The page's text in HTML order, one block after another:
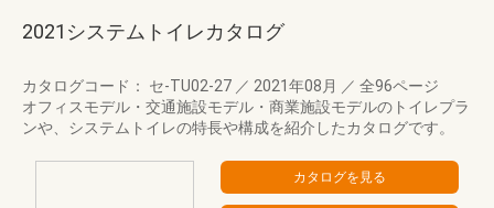
2021システムトイレカタログ
カタログコード： セ-TU02-27 ／ 2021年08月 ／ 全96ページ
オフィスモデル・交通施設モデル・商業施設モデルのトイレプラ
ンや、システムトイレの特長や構成を紹介したカタログです。